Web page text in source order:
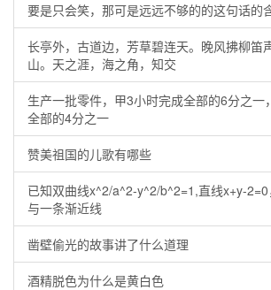
要是只会笑，那可是远远不够的的这句话的
长亭外，古道边，芳草碧连天。晚风拂柳笛
山。天之涯，海之角，知交
生产一批零件，甲3小时完成全部的6分之一
全部的4分之一
赞美祖国的儿歌有哪些
已知双曲线x^2/a^2-y^2/b^2=1,直线x+y-
与一条渐近线
凿壁偷光的故事讲了什么道理
酒精脱色为什么是黄白色